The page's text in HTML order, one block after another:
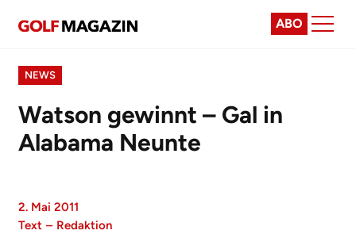
ABO
NEWS
Watson gewinnt – Gal in
Alabama Neunte
2. Mai 2011
Text – Redaktion